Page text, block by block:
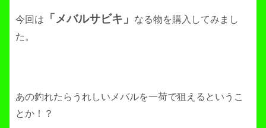
今回は 「メバルサビキ」
なる物を購入してみまし
た。
あの釣れたらうれしいメバルを一荷で狙えるというこ
とか！？